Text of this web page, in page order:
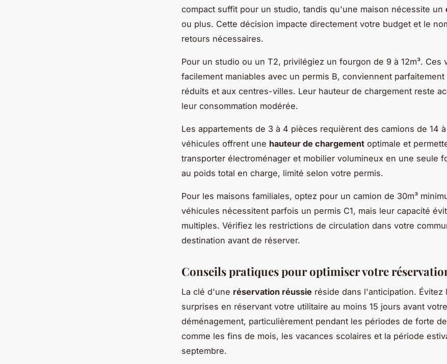
compact suffit pour un studio, tandis qu'une maison nécessite un
ou plus. Cette décision impacte directement votre budget et le
retours nécessaires.
Pour un studio ou un T2, privilégiez un fourgon de 9 à 12m³. Ces
facilement maniables avec un permis B, conviennent parfaitement
réduits et aux centres-villes. Leur hauteur de chargement reste
leur consommation modérée.
Les appartements de 3 à 4 pièces requièrent des camions de 14 à
véhicules offrent une hauteur de chargement optimale et
transporter électroménager et mobilier volumineux en une seule
au poids total en charge, limité selon votre permis.
Pour les maisons familiales, optez pour un camion de 30m³
véhicules nécessitent parfois un permis C1, mais leur capacité
multiples. Vérifiez les restrictions de circulation dans votre
destination avant de réserver.
Conseils pratiques pour optimiser votre
La clé d'une réservation réussie réside dans l'anticipation. Évitez
surprises en réservant votre utilitaire au moins 15 jours avant votre
déménagement, particulièrement pendant les périodes de forte
comme les fins de mois, les vacances scolaires et la période
septembre.